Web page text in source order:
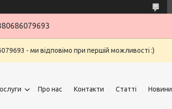
- ми відповімо при першій можливості :)
Про нас Контакти Статті Новини